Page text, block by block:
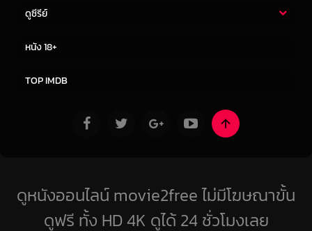
ดูซีรีย์
หนัง 18+
TOP IMDB
ดูหนังออนไลน์ movie2free ไม่มีโฆษณาขั้น
ดูฟรี ทั้ง HD 4K ดูได้ 24 ชั่วโมงเลย